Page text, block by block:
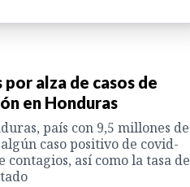
alza de casos de
en Honduras
país con 9,5 millones de
caso positivo de covid-
así como la tasa de